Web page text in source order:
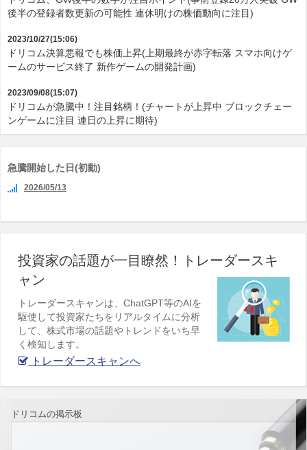
後半の登録者数更新の可能性 連休明けの株価動向に注目)
2023/10/27(15:06)
ドリコム決算悪報でも株価上昇(上期最終が赤字転落 スマホ向けゲ
ームのサービス終了 新作ゲームの開発計画)
2023/09/08(15:07)
ドリコムが急騰中！注目銘柄！(チャートが上昇中 ブロックチェー
ンゲームに注目 連日の上昇に期待)
急騰開始した日(初動)
2026/05/13
投資家の話題が一目瞭然！トレーダースキ
ャン
トレーダースキャンは、ChatGPT等のAIを
駆使して投資家たちをリアルタイムに分析
して、株式市場の話題やトレンドをいち早
く検知します。
トレーダースキャンへ
ドリコムの掲示板